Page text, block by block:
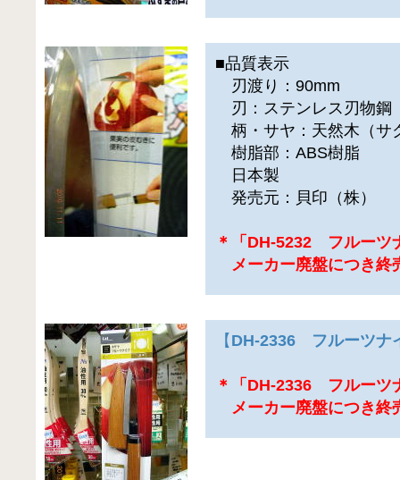
■品質表示
刃渡り：90mm
刃：ステンレス刃物鋼
柄・サヤ：天然木（サ
樹脂部：ABS樹脂
日本製
発売元：貝印（株）
＊「DH-5232 フルーツ
メーカー廃盤につき終
【 DH-2336 フルーツナ
＊「DH-2336 フルーツ
メーカー廃盤につき終